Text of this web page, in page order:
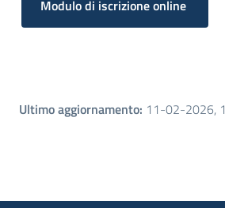
Modulo di iscrizione online
Ultimo aggiornamento: 11-02-2026,